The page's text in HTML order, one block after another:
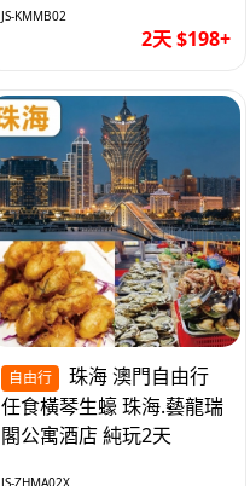
2天
JS-KMMB02
2天 $198+
自由行
任食橫琴生蠔 珠海.藝龍瑞
閣公寓酒店 純玩2天
JS-ZHMA02X